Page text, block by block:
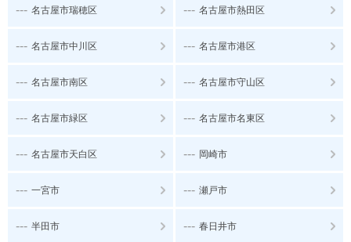
--- 名古屋市瑞穂区 --- 名古屋市熱田区
--- 名古屋市中川区 --- 名古屋市港区
--- 名古屋市南区 --- 名古屋市守山区
--- 名古屋市緑区 --- 名古屋市名東区
--- 名古屋市天白区 --- 岡崎市
--- 一宮市 --- 瀬戸市
--- 半田市 --- 春日井市